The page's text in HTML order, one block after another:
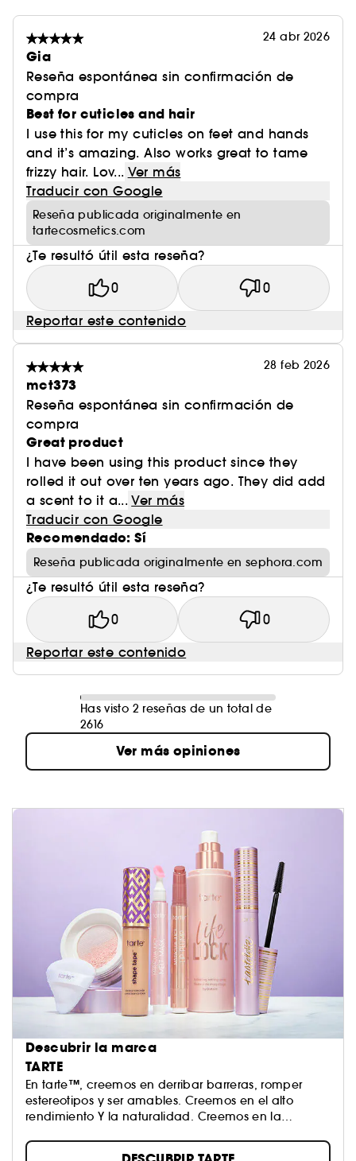
24 abr 2026
Gia
Reseña espontánea sin confirmación de
compra
Best for cuticles and hair
I use this for my cuticles on feet and hands
and it’s amazing. Also works great to tame
frizzy hair. Lov... Ver más
Traducir con Google
Reseña publicada originalmente en
tartecosmetics.com
¿Te resultó útil esta reseña?
0 0
Reportar este contenido
28 feb 2026
mct373
Reseña espontánea sin confirmación de
compra
Great product
I have been using this product since they
rolled it out over ten years ago. They did add
a scent to it a... Ver más
Traducir con Google
Recomendado: Sí
Reseña publicada originalmente en sephora.com
¿Te resultó útil esta reseña?
0 0
Reportar este contenido
Has visto 2 reseñas de un total de
2616
Ver más opiniones
Descubrir la marca
TARTE
En tarte™, creemos en derribar barreras, romper
estereotipos y ser amables. Creemos en el alto
rendimiento Y la naturalidad. Creemos en la